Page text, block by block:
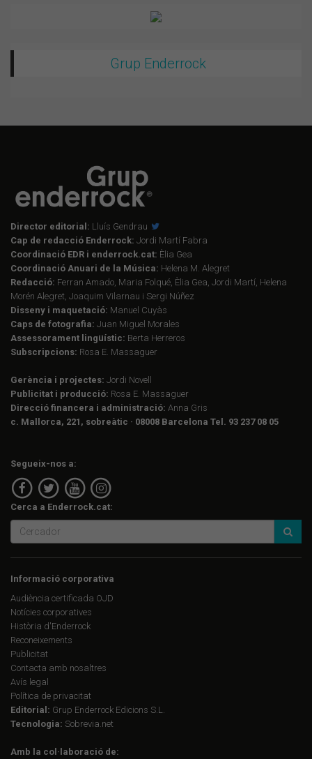
Grup Enderrock
Director editorial: Lluís Gendrau
Cap de redacció Enderrock: Jordi Martí Fabra
Coordinació EDR i enderrock.cat: Èlia Gea
Coordinació Anuari de la Música: Helena M. Alegret
Redacció: Ferran Amado, Maria Folqué, Èlia Gea, Jordi Martí, Helena
Morén Alegret, Joaquim Vilarnau i Sergi Núñez
Disseny i maquetació: Manuel Cuyàs
Caps de fotografia: Juan Miguel Morales
Assessorament lingüístic: Berta Herreros
Subscripcions: Rosa E. Massaguer
Gerència i projectes: Jordi Novell
Publicitat i producció: Rosa E. Massaguer
Direcció financera i administració: Anna Gris
c. Mallorca, 221, sobreàtic · 08008 Barcelona Tel. 93 237 08 05
Segueix-nos a:
Cerca a Enderrock.cat:
Informació corporativa
Audiència certificada OJD
Notícies corporatives
Història d'Enderrock
Reconeixements
Publicitat
Contacta amb nosaltres
Avís legal
Política de privacitat
Editorial: Grup Enderrock Edicions S.L.
Tecnologia: Sobrevia.net
Amb la col·laboració de: